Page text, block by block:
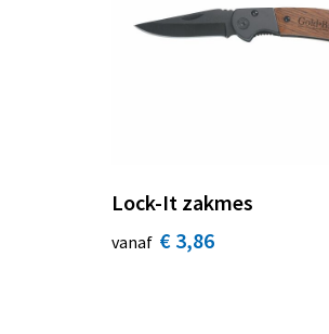
Lock-It zakmes
vanaf € 3,86